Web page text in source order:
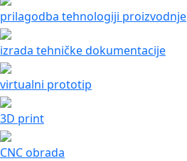
prilagodba tehnologiji proizvodnje
izrada tehničke dokumentacije
virtualni prototip
3D print
CNC obrada